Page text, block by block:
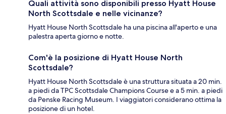
Quali attività sono disponibili presso Hyatt House
North Scottsdale e nelle vicinanze?
Hyatt House North Scottsdale ha una piscina all'aperto e una
palestra aperta giorno e notte.
Com'è la posizione di Hyatt House North
Scottsdale?
Hyatt House North Scottsdale è una struttura situata a 20 min.
a piedi da TPC Scottsdale Champions Course e a 5 min. a piedi
da Penske Racing Museum. I viaggiatori considerano ottima la
posizione di un hotel.